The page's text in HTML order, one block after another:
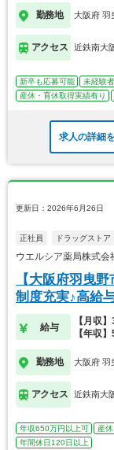
勤務地 大阪府 羽
アクセス 近鉄南大
新卒も応募可能 未経験
産休・育休取得実績有り
求人の詳細
更新日：2026年6月26日
正社員 ドラッグストア
ウエルシア薬局株式
【大阪府羽曳
制度充実♪高給
給与
【月収
【年収
勤務地 大阪府 羽
アクセス 近鉄南大
年収650万円以上可 産
年間休日120日以上